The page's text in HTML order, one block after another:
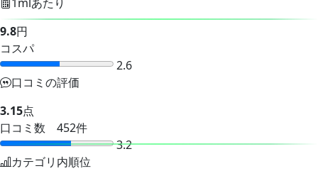
1mlあたり
9.8円
コスパ
2.6
口コミの評価
3.15点
口コミ数 452件
3.2
カテゴリ内順位